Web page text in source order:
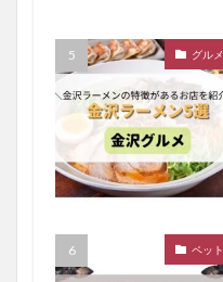
グルメ
ペット